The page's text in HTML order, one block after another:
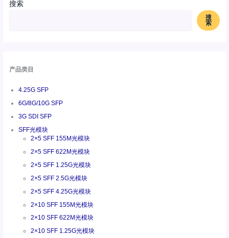
搜索
搜
索
产品类目
4.25G SFP
6G/8G/10G SFP
3G SDI SFP
SFF光模块
2×5 SFF 155M光模块
2×5 SFF 622M光模块
2×5 SFF 1.25G光模块
2×5 SFF 2.5G光模块
2×5 SFF 4.25G光模块
2×10 SFF 155M光模块
2×10 SFF 622M光模块
2×10 SFF 1.25G光模块